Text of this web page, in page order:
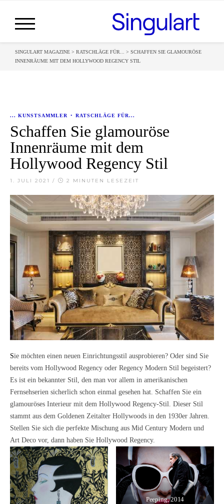
SINGULART MAGAZINE > RATSCHLÄGE FÜR... > SCHAFFEN SIE GLAMOURÖSE
INNENRÄUME MIT DEM HOLLYWOOD REGENCY STIL
... KUNSTSAMMLER • RATSCHLÄGE FÜR...
Schaffen Sie glamouröse
Innenräume mit dem
Hollywood Regency Stil
1. JULI 2021 / 2 MINUTEN LESEZEIT
Sie möchten einen neuen Einrichtungsstil ausprobieren? Oder sind Sie
bereits vom Hollywood Regency oder Regency Modern Stil begeistert?
Es ist ein bekannter Stil, den man vor allem in amerikanischen
Fernsehserien sicherlich schon einmal gesehen hat. Schaffen Sie ein
glamouröses Interieur mit dem Hollywood Regency-Stil. Dieser Stil
stammt aus dem Goldenen Zeitalter Hollywoods in den 1930er Jahren.
Stellen Sie sich die perfekte Mischung aus Mid Century Modern und
Art Deco vor, dann haben Sie Hollywood Regency.
Peeping, 2014